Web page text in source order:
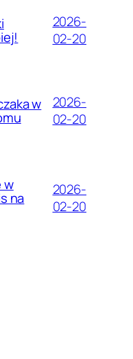
2026-
02-20
w
2026-
02-20
w
na
2026-
02-20